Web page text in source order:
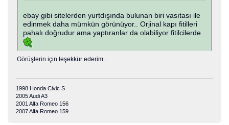
ebay gibi sitelerden yurtdışında bulunan biri vasıtası ile
edinmek daha mümkün görünüyor.. Orjinal kapı fitilleri
pahalı doğrudur ama yaptıranlar da olabiliyor fitilcilerde
Görüşlerin için teşekkür ederim..
1998 Honda Civic S
2005 Audi A3
2001 Alfa Romeo 156
2007 Alfa Romeo 159